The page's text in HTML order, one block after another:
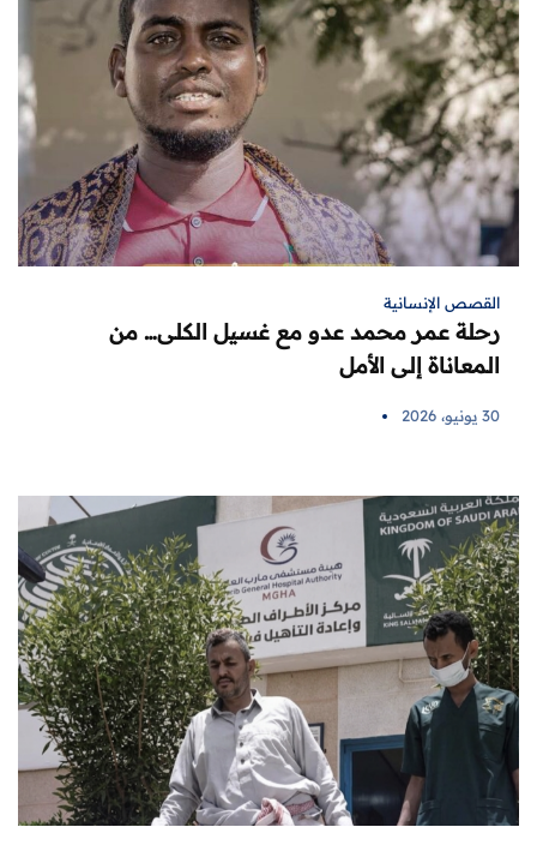
القصص الإنسانية
رحلة عمر محمد عدو مع غسيل الكلى… من
المعاناة إلى الأمل
30 يونيو، 2026